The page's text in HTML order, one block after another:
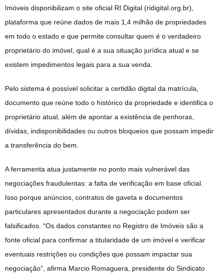
Imóveis disponibilizam o site oficial RI Digital (ridigital.org.br),
plataforma que reúne dados de mais 1,4 milhão de propriedades
em todo o estado e que permite consultar quem é o verdadeiro
proprietário do imóvel, qual é a sua situação jurídica atual e se
existem impedimentos legais para a sua venda.
Pelo sistema é possível solicitar a certidão digital da matrícula,
documento que reúne todo o histórico da propriedade e identifica o
proprietário atual, além de apontar a existência de penhoras,
dívidas, indisponibilidades ou outros bloqueios que possam impedir
a transferência do bem.
A ferramenta atua justamente no ponto mais vulnerável das
negociações fraudulentas: a falta de verificação em base oficial.
Isso porque anúncios, contratos de gaveta e documentos
particulares apresentados durante a negociação podem ser
falsificados. “Os dados constantes no Registro de Imóveis são a
fonte oficial para confirmar a titularidade de um imóvel e verificar
eventuais restrições ou condições que possam impactar sua
negociação”, afirma Marcio Romaguera, presidente do Sindicato